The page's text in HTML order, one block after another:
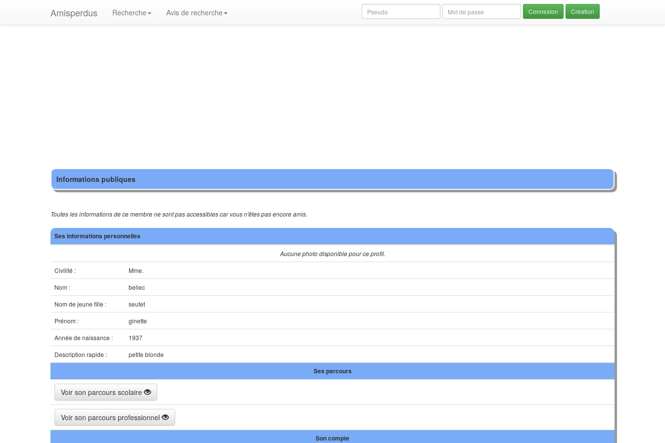
Amisperdus Recherche Avis de recherche Création
Informations publiques
Toutes les informations de ce membre ne sont pas accessibles car vous n'êtes pas encore amis.
Ses informations personnelles
Aucune photo disponible pour ce profil.
Civilité :
Mme.
Nom :
bellec
Nom de jeune fille :
seutet
Prénom :
ginette
Année de naissance :
1937
Description rapide :
petite blonde
Ses parcours
Voir son parcours scolaire
Voir son parcours professionnel
Son compte